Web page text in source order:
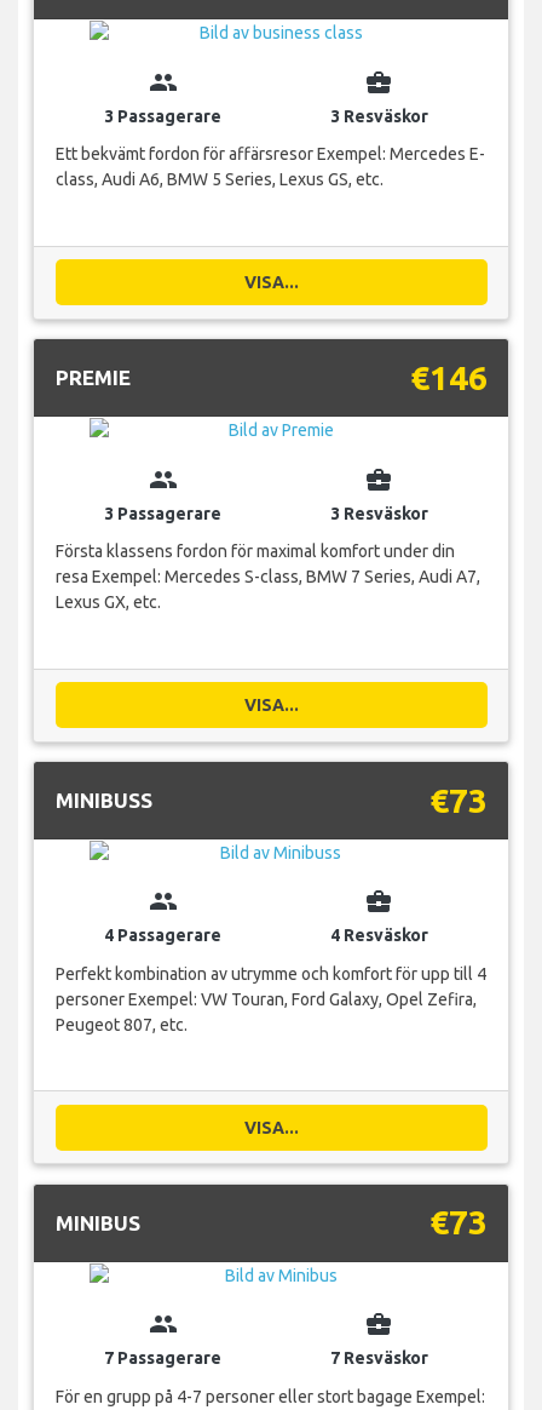
group
3 Passagerare
business_center
3 Resväskor
Ett bekvämt fordon för affärsresor Exempel: Mercedes E-
class, Audi A6, BMW 5 Series, Lexus GS, etc.
VISA...
PREMIE €146
group
3 Passagerare
business_center
3 Resväskor
Första klassens fordon för maximal komfort under din
resa Exempel: Mercedes S-class, BMW 7 Series, Audi A7,
Lexus GX, etc.
VISA...
MINIBUSS €73
group
4 Passagerare
business_center
4 Resväskor
Perfekt kombination av utrymme och komfort för upp till 4
personer Exempel: VW Touran, Ford Galaxy, Opel Zefira,
Peugeot 807, etc.
VISA...
MINIBUS €73
group
7 Passagerare
business_center
7 Resväskor
För en grupp på 4-7 personer eller stort bagage Exempel: